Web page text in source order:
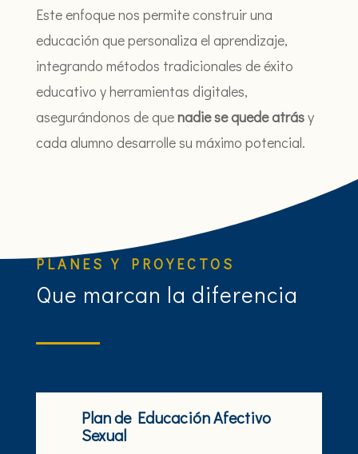
Este enfoque nos permite construir una
educación que personaliza el aprendizaje,
integrando métodos tradicionales de éxito
educativo y herramientas digitales,
asegurándonos de quenadie se quede atrásy
cada alumno desarrolle su máximo potencial.
PLANES Y PROYECTOS
Que marcan la diferencia
Plan de Educación Afectivo
Sexual